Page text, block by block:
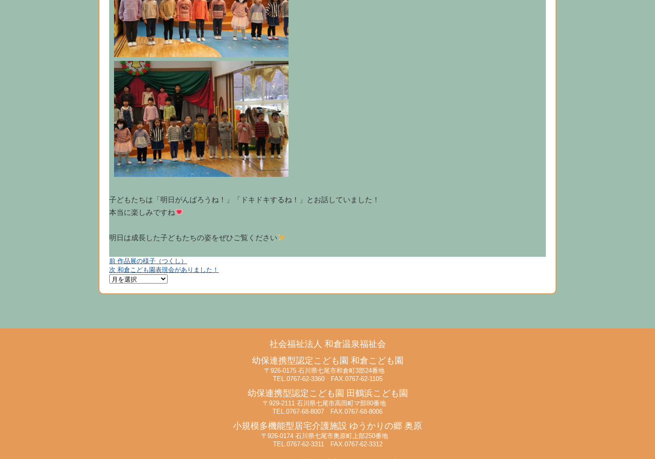
子どもたちは「明日がんばろうね！」「ドキドキするね！」とお話していました！
本当に楽しみですね
明日は成長した子どもたちの姿をぜひご覧ください
投
稿
ー
前 前
の
投
作品展の様子（つくし）
次 次
の
稿:
和倉こども園表現会がありました！
社会福祉法人 和倉温泉福祉会
幼保連携型認定こども園 和倉こども園
〒926-0175 石川県七尾市和倉町3部24番地
TEL.0767-62-3360 FAX.0767-62-1105
幼保連携型認定こども園 田鶴浜こども園
〒929-2111 石川県七尾市高田町マ部80番地
TEL.0767-68-8007 FAX.0767-68-8006
小規模多機能型居宅介護施設 ゆうかりの郷 奥原
〒926-0174 石川県七尾市奥原町上部250番地
TEL.0767-62-3311 FAX.0767-62-3312